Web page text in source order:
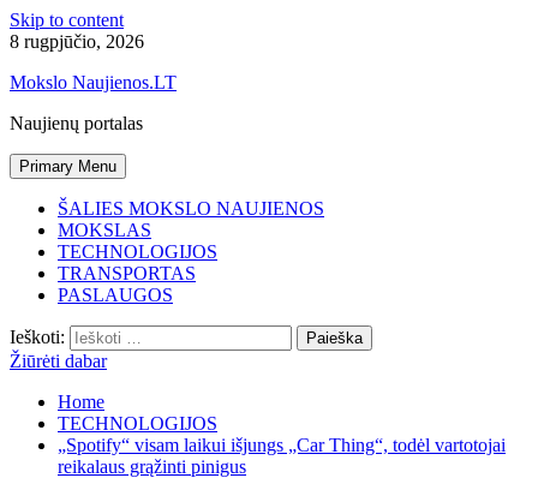
Skip to content
8 rugpjūčio, 2026
Mokslo Naujienos.LT
Naujienų portalas
Primary Menu
ŠALIES MOKSLO NAUJIENOS
MOKSLAS
TECHNOLOGIJOS
TRANSPORTAS
PASLAUGOS
Ieškoti:
Žiūrėti dabar
Home
TECHNOLOGIJOS
„Spotify“ visam laikui išjungs „Car Thing“, todėl vartotojai
reikalaus grąžinti pinigus